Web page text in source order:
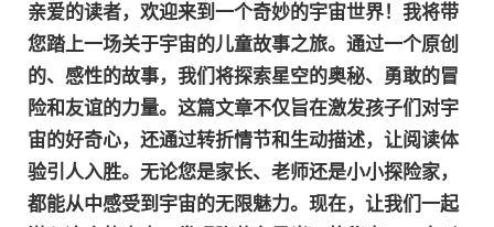
亲爱的读者，欢迎来到一个奇妙的宇宙世界！我将带
您踏上一场关于宇宙的儿童故事之旅。通过一个原创
的、感性的故事，我们将探索星空的奥秘、勇敢的冒
险和友谊的力量。这篇文章不仅旨在激发孩子们对宇
宙的好奇心，还通过转折情节和生动描述，让阅读体
验引人入胜。无论您是家长、老师还是小小探险家，
都能从中感受到宇宙的无限魅力。现在，让我们一起